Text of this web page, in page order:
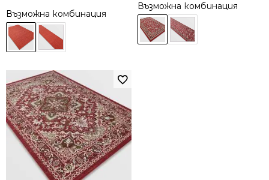
Възможна комбинация
Възможна комбинация